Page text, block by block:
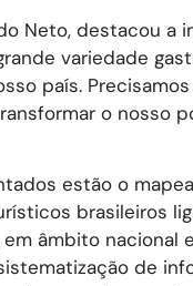
Neto, destacou
variedade
país.
o nosso
estão o
brasileiros
âmbito
de